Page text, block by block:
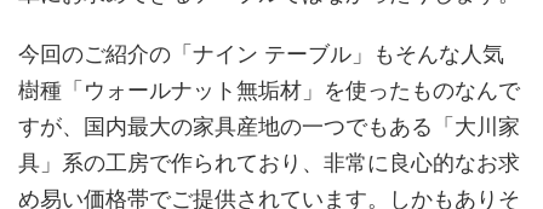
今回のご紹介の「ナイン テーブル」もそんな人気
樹種「ウォールナット無垢材」を使ったものなんで
すが、国内最大の家具産地の一つでもある「大川家
具」系の工房で作られており、非常に良心的なお求
め易い価格帯でご提供されています。しかもありそ